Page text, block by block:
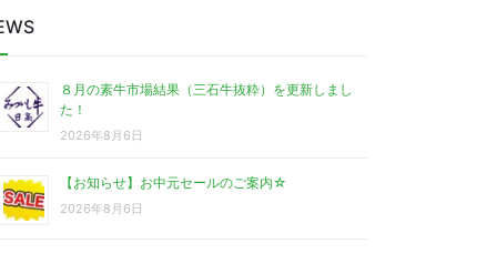
８月の素牛市場結果（三石牛抜粋）を更新しまし
た！
2026年8月6日
【お知らせ】お中元セールのご案内☆
2026年8月6日